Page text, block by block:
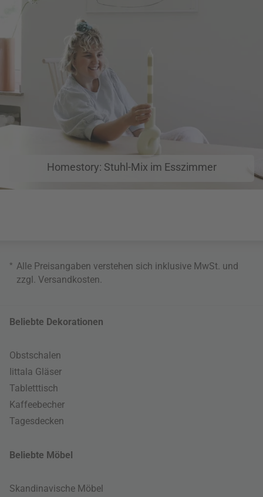
Homestory: Stuhl-Mix im Esszimmer
* Alle Preisangaben verstehen sich inklusive MwSt. und
zzgl. Versandkosten.
Beliebte Dekorationen
Obstschalen
Iittala Gläser
Tabletttisch
Kaffeebecher
Tagesdecken
Beliebte Möbel
Skandinavische Möbel